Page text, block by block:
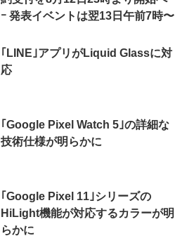
ｰ 発表イベントは翌13日午前7時〜
｢LINE｣アプリがLiquid Glassに対
応
｢Google Pixel Watch 5｣の詳細な
技術仕様が明らかに
｢Google Pixel 11｣シリーズの
HiLight機能が対応するカラーが明
らかに